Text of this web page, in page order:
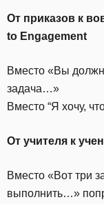
От приказов к
to Engagement
Вместо «Вы
задача…»
Вместо “Я хочу,
От учителя к
Вместо «Вот три
выполнить…»